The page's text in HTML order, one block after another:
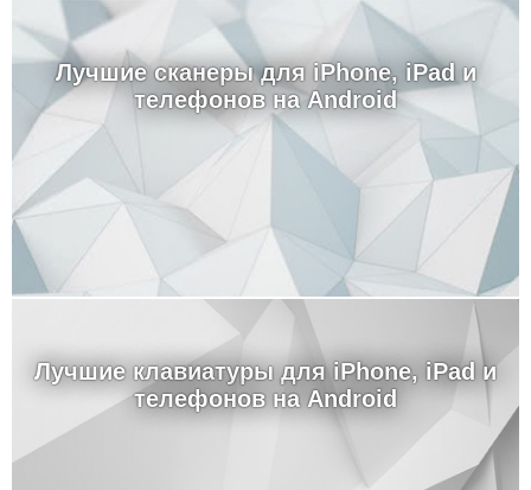
Лучшие сканеры для iPhone, iPad и
телефонов на Android
Лучшие клавиатуры для iPhone, iPad и
телефонов на Android